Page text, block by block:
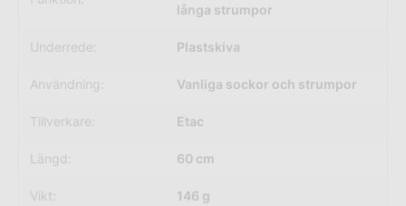
långa strumpor
Underrede: Plastskiva
Användning: Vanliga sockor och strumpor
Tillverkare: Etac
Längd: 60 cm
Vikt: 146 g